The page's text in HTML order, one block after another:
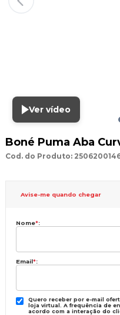
Ver vídeo
Boné Puma Aba
Cod. do Produto:
Avise-me quando chegar
Nome*:
Email*:
Quero receber por e-mail
loja virtual. A frequência de
acordo com a interação do